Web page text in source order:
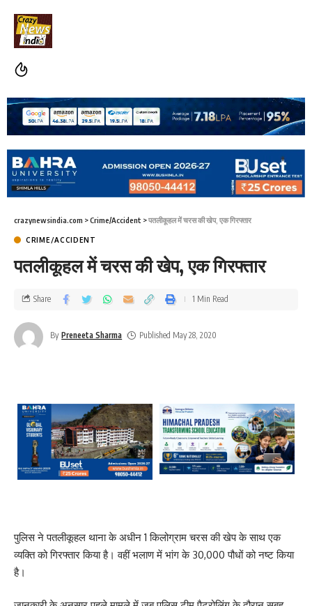
crazynewsindia.com >Crime/Accident >पतलीकूहल में चरस की खेप, एक गिरफ्तार
CRIME/ACCIDENT
पतलीकूहल में चरस की खेप, एक गिरफ्तार
By Preneeta Sharma Published May 28, 2020
Share 1 Min Read
पुलिस ने पतलीकूहल थाना के अधीन 1 किलोग्राम चरस की खेप के साथ एक
व्यक्ति को गिरफ्तार किया है। वहीं भलाण में भांग के 30,000 पौधों को नष्ट किया
है।